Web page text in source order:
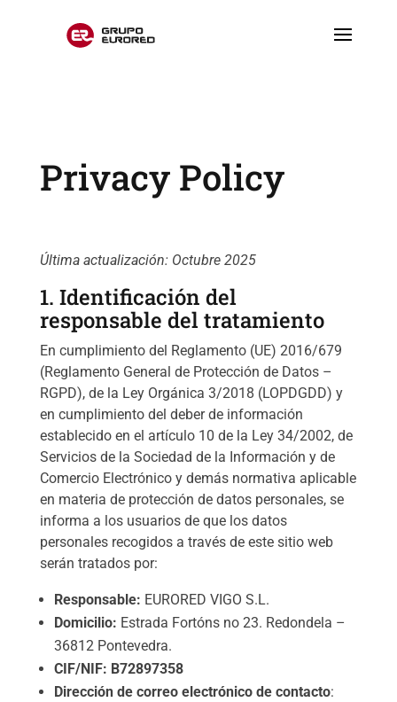
Privacy Policy
Última actualización: Octubre 2025
1. Identificación del
responsable del tratamiento
En cumplimiento del Reglamento (UE) 2016/679
(Reglamento General de Protección de Datos –
RGPD), de la Ley Orgánica 3/2018 (LOPDGDD) y
en cumplimiento del deber de información
establecido en el artículo 10 de la Ley 34/2002, de
Servicios de la Sociedad de la Información y de
Comercio Electrónico y demás normativa aplicable
en materia de protección de datos personales, se
informa a los usuarios de que los datos
personales recogidos a través de este sitio web
serán tratados por:
Responsable: EURORED VIGO S.L.
Domicilio: Estrada Fortóns no 23. Redondela –
36812 Pontevedra.
CIF/NIF: B72897358
Dirección de correo electrónico de contacto: